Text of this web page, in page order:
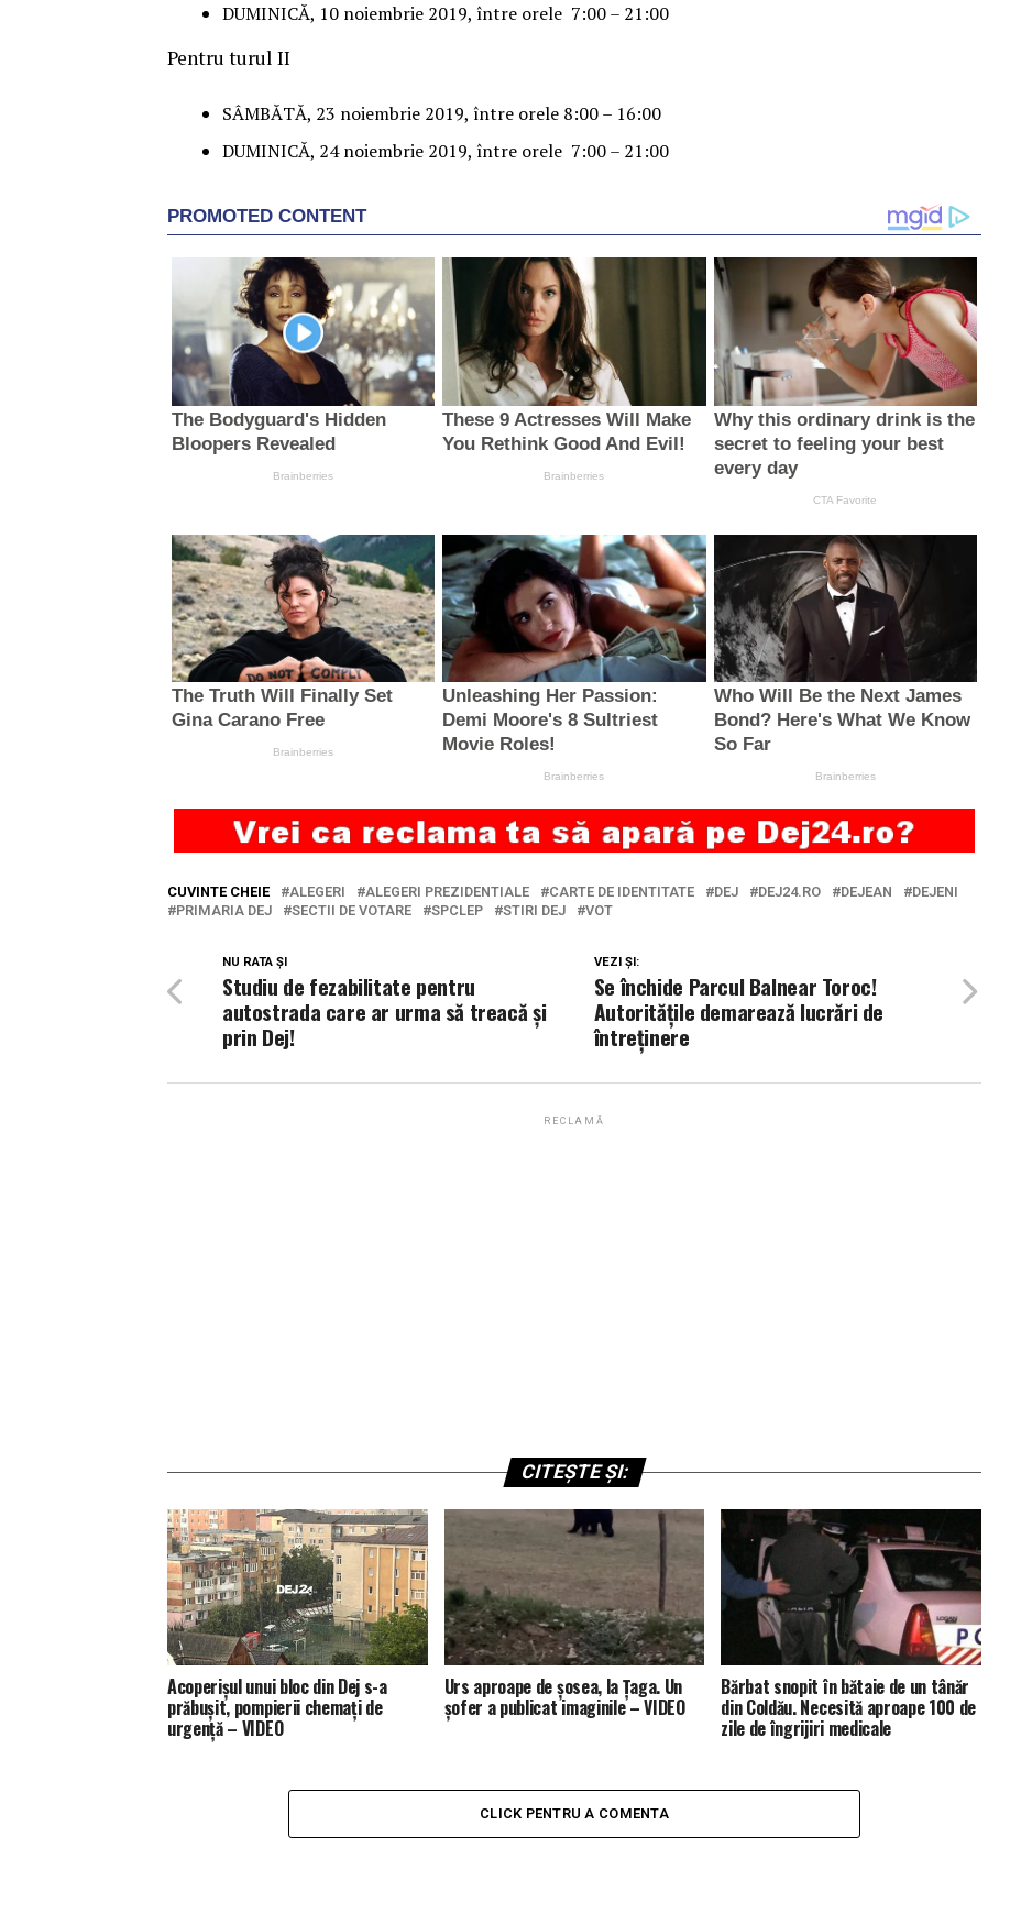
DUMINICĂ, 10 noiembrie 2019, între orele 7:00 – 21:00
Pentru turul II
SÂMBĂTĂ, 23 noiembrie 2019, între orele 8:00 – 16:00
DUMINICĂ, 24 noiembrie 2019, între orele 7:00 – 21:00
CUVINTE CHEIE ALEGERI ALEGERI PREZIDENTIALE CARTE DE IDENTITATE DEJ DEJ24.RO DEJEAN
DEJENI
PRIMARIA DEJ
SECTII DE VOTARE SPCLEP STIRI DEJ VOT
VEZI ȘI:
Se închide Parcul Balnear Toroc!
Autoritățile demarează lucrări de
întreținere
NU RATA ȘI
Studiu de fezabilitate pentru
autostrada care ar urma să treacă și
prin Dej!
RECLAMĂ
CITEȘTE ȘI:
Acoperișul unui bloc din Dej s-a
prăbușit, pompierii chemați de
urgență – VIDEO
Urs aproape de șosea, la Țaga. Un
șofer a publicat imaginile – VIDEO
Bărbat snopit în bătaie de un tânăr
din Coldău. Necesită aproape 100 de
zile de îngrijiri medicale
CLICK PENTRU A COMENTA